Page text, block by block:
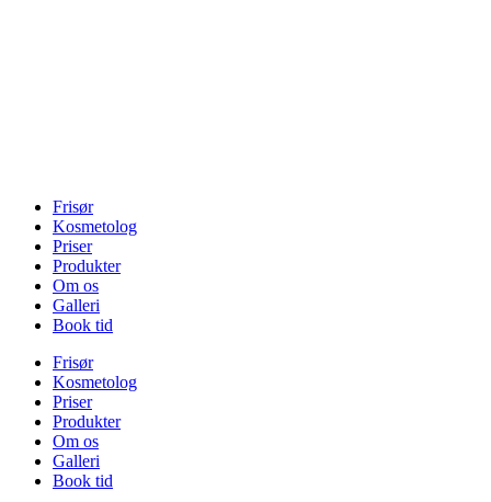
Frisør
Kosmetolog
Priser
Produkter
Om os
Galleri
Book tid
Frisør
Kosmetolog
Priser
Produkter
Om os
Galleri
Book tid